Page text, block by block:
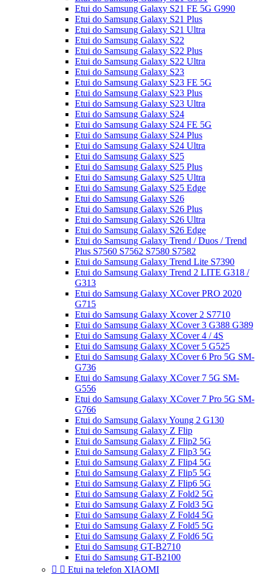
Etui do Samsung Galaxy S21 FE 5G G990
Etui do Samsung Galaxy S21 Plus
Etui do Samsung Galaxy S21 Ultra
Etui do Samsung Galaxy S22
Etui do Samsung Galaxy S22 Plus
Etui do Samsung Galaxy S22 Ultra
Etui do Samsung Galaxy S23
Etui do Samsung Galaxy S23 FE 5G
Etui do Samsung Galaxy S23 Plus
Etui do Samsung Galaxy S23 Ultra
Etui do Samsung Galaxy S24
Etui do Samsung Galaxy S24 FE 5G
Etui do Samsung Galaxy S24 Plus
Etui do Samsung Galaxy S24 Ultra
Etui do Samsung Galaxy S25
Etui do Samsung Galaxy S25 Plus
Etui do Samsung Galaxy S25 Ultra
Etui do Samsung Galaxy S25 Edge
Etui do Samsung Galaxy S26
Etui do Samsung Galaxy S26 Plus
Etui do Samsung Galaxy S26 Ultra
Etui do Samsung Galaxy S26 Edge
Etui do Samsung Galaxy Trend / Duos / Trend
Plus S7560 S7562 S7580 S7582
Etui do Samsung Galaxy Trend Lite S7390
Etui do Samsung Galaxy Trend 2 LITE G318 /
G313
Etui do Samsung Galaxy XCover PRO 2020
G715
Etui do Samsung Galaxy Xcover 2 S7710
Etui do Samsung Galaxy XCover 3 G388 G389
Etui do Samsung Galaxy XCover 4 / 4S
Etui do Samsung Galaxy XCover 5 G525
Etui do Samsung Galaxy XCover 6 Pro 5G SM-
G736
Etui do Samsung Galaxy XCover 7 5G SM-
G556
Etui do Samsung Galaxy XCover 7 Pro 5G SM-
G766
Etui do Samsung Galaxy Young 2 G130
Etui do Samsung Galaxy Z Flip
Etui do Samsung Galaxy Z Flip2 5G
Etui do Samsung Galaxy Z Flip3 5G
Etui do Samsung Galaxy Z Flip4 5G
Etui do Samsung Galaxy Z Flip5 5G
Etui do Samsung Galaxy Z Flip6 5G
Etui do Samsung Galaxy Z Fold2 5G
Etui do Samsung Galaxy Z Fold3 5G
Etui do Samsung Galaxy Z Fold4 5G
Etui do Samsung Galaxy Z Fold5 5G
Etui do Samsung Galaxy Z Fold6 5G
Etui do Samsung GT-B2710
Etui do Samsung GT-B2100
  Etui na telefon XIAOMI